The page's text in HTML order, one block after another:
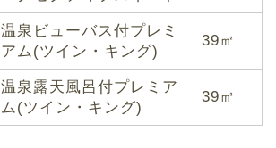
温泉ビューバス付プレミ
アム(ツイン・キング)
39㎡
温泉露天風呂付プレミア
ム(ツイン・キング)
39㎡